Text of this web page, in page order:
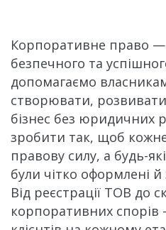
Корпоративне право
безпечного та
допомагаємо
створювати,
бізнес без юридичних
зробити так, щоб
правову силу, а будь-
були чітко оформлені
Від реєстрації ТОВ до
корпоративних